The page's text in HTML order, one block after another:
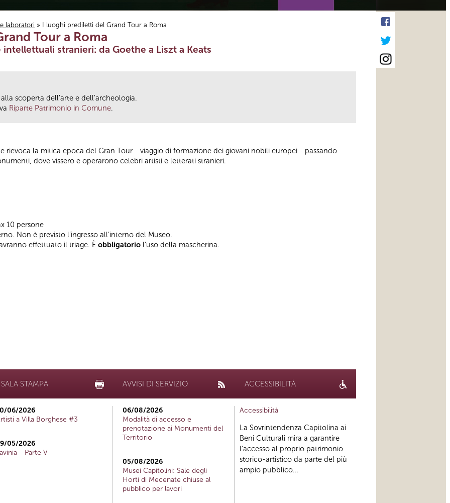
laboratori » I luoghi prediletti del Grand Tour a Roma
Tour a Roma
stranieri: da Goethe a Liszt a Keats
alla scoperta dell'arte e dell'archeologia.
Riparte Patrimonio in Comune.
rievoca la mitica epoca del Gran Tour - viaggio di formazione dei giovani nobili europei - passando
dove vissero e operarono celebri artisti e letterati stranieri.
10 persone
Non è previsto l’ingresso all’interno del Museo.
effettuato il triage. È obbligatorio l’uso della mascherina.
SALA STAMPA
06/2026
a Villa Borghese #3
05/2026
- Parte V
AVVISI DI SERVIZIO
06/08/2026
Modalità di accesso e
prenotazione ai Monumenti del
Territorio
05/08/2026
Musei Capitolini: Sale degli
Horti di Mecenate chiuse al
pubblico per lavori
ACCESSIBILITÀ
Accessibilità
La Sovrintendenza Capitolina ai
Beni Culturali mira a garantire
l’accesso al proprio patrimonio
storico-artistico da parte del più
ampio pubblico...